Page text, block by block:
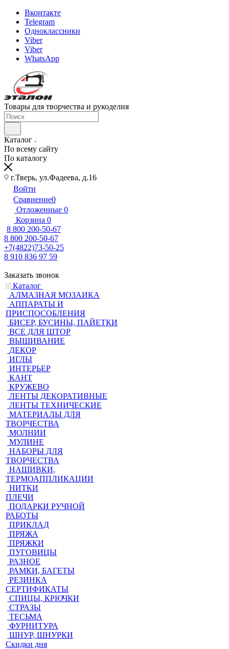
Вконтакте
Telegram
Одноклассники
Viber
Viber
WhatsApp
Товары для творчества и рукоделия
Каталог
По всему сайту
По каталогу
г.Тверь, ул.Фадеева, д.16
Войти
Сравнение0
Отложенные 0
Корзина 0
8 800 200-50-67
8 800 200-50-67
+7(4822)73-50-25
8 910 836 97 59
Заказать звонок
Каталог
АЛМАЗНАЯ МОЗАИКА
АППАРАТЫ И
ПРИСПОСОБЛЕНИЯ
БИСЕР, БУСИНЫ, ПАЙЕТКИ
ВСЕ ДЛЯ ШТОР
ВЫШИВАНИЕ
ДЕКОР
ИГЛЫ
ИНТЕРЬЕР
КАНТ
КРУЖЕВО
ЛЕНТЫ ДЕКОРАТИВНЫЕ
ЛЕНТЫ ТЕХНИЧЕСКИЕ
МАТЕРИАЛЫ ДЛЯ
ТВОРЧЕСТВА
МОЛНИИ
МУЛИНЕ
НАБОРЫ ДЛЯ
ТВОРЧЕСТВА
НАШИВКИ,
ТЕРМОАППЛИКАЦИИ
НИТКИ
ПЛЕЧИ
ПОДАРКИ РУЧНОЙ
РАБОТЫ
ПРИКЛАД
ПРЯЖА
ПРЯЖКИ
ПУГОВИЦЫ
РАЗНОЕ
РАМКИ, БАГЕТЫ
РЕЗИНКА
СЕРТИФИКАТЫ
СПИЦЫ, КРЮЧКИ
СТРАЗЫ
ТЕСЬМА
ФУРНИТУРА
ШНУР, ШНУРКИ
Скидки дня